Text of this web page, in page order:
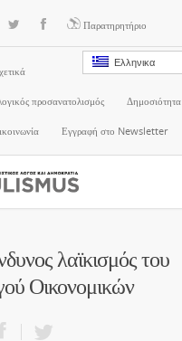
Παρατηρητήριο
Ελληνικα
προσανατολισμός Δημοσιότητα
Εγγραφή στο Newsletter
λαϊκισμός του
Οικονομικών